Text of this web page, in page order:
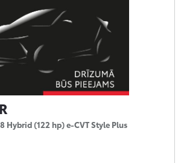
Hybrid (122 hp) e-CVT Style Plus